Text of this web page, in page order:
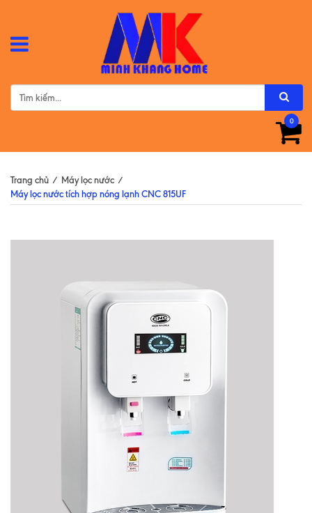
0
Trang chủ / Máy lọc nước /
Máy lọc nước tích hợp nóng lạnh CNC 815UF